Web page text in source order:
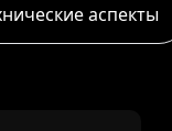
аспекты